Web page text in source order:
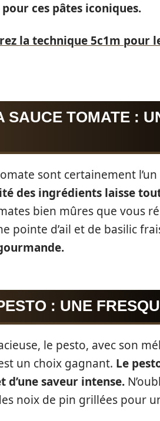
ces pâtes iconiques.
la technique 5c1m pour
SAUCE TOMATE :
sont certainement
des ingrédients laisse
bien mûres que vous
pointe d’ail et de basilic
: UNE
le pesto, avec son
un choix gagnant. Le
d’une saveur intense.
noix de pin grillées pour